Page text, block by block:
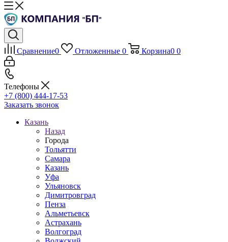
Сравнение0 Отложенные 0 Корзина0 0
Телефоны
+7 (800) 444-17-53
Заказать звонок
Казань
Назад
Города
Тольятти
Самара
Казань
Уфа
Ульяновск
Димитровград
Пенза
Альметьевск
Астрахань
Волгоград